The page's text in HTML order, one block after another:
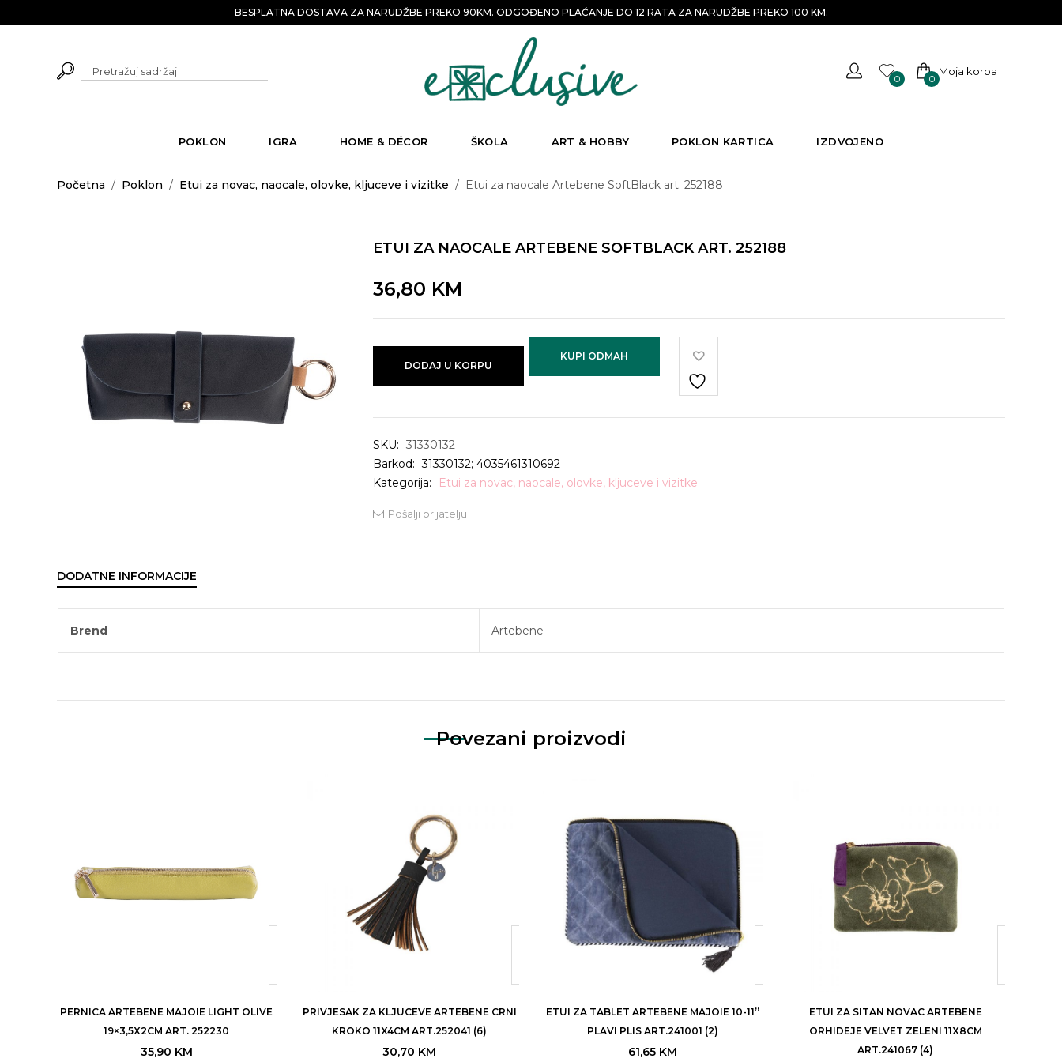
BESPLATNA DOSTAVA ZA NARUDŽBE PREKO 90KM. ODGOĐENO PLAĆANJE DO 12 RATA ZA NARUDŽBE PREKO 100 KM.
0 0
Moja korpa
POKLON IGRA HOME & DÉCOR ŠKOLA ART & HOBBY POKLON KARTICA IZDVOJENO
Početna / Poklon / Etui za novac, naocale, olovke, kljuceve i vizitke / Etui za naocale Artebene SoftBlack art. 252188
ETUI ZA NAOCALE ARTEBENE SOFTBLACK ART. 252188
36,80 KM
DODAJ U KORPU
KUPI ODMAH
SKU: 31330132
Barkod: 31330132; 4035461310692
Kategorija:
Etui za novac, naocale, olovke, kljuceve i vizitke
Pošalji prijatelju
DODATNE INFORMACIJE
Brend Artebene
Povezani proizvodi
PERNICA ARTEBENE MAJOIE LIGHT OLIVE
19×3,5X2CM ART. 252230
35,90 KM
PRIVJESAK ZA KLJUCEVE ARTEBENE CRNI
KROKO 11X4CM ART.252041 (6)
30,70 KM
ETUI ZA TABLET ARTEBENE MAJOIE 10-11”
PLAVI PLIS ART.241001 (2)
61,65 KM
ETUI ZA SITAN NOVAC ARTEBENE
ORHIDEJE VELVET ZELENI 11X8CM
ART.241067 (4)